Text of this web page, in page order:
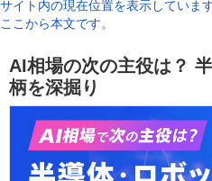
サイト内の現在位置を表示しています
ここから本文です。
AI相場の次の主役は？
柄を深掘り